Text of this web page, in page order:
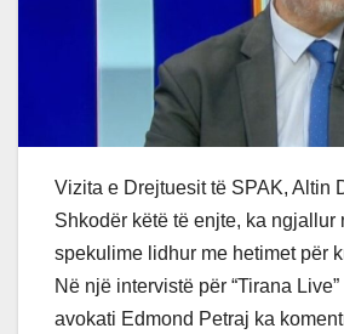
Vizita e Drejtuesit të SPAK, Altin
Shkodër këtë të enjte, ka ngjallur
spekulime lidhur me hetimet për
Në një intervistë për “Tirana
avokati Edmond Petraj ka